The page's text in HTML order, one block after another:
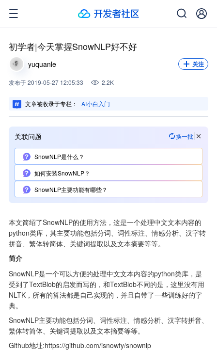
初学者|今天掌握SnowNLP好不好
yuquanle 关注
发布于2019-05-27 12:05:33 2.2K
文章被收录于专栏： AI小白入门
关联问题 换一批
SnowNLP是什么？
如何安装SnowNLP？
SnowNLP主要功能有哪些？
本文简绍了SnowNLP的使用方法，这是一个处理中文文本内容的
python类库，其主要功能包括分词、词性标注、情感分析、汉字转
拼音、繁体转简体、关键词提取以及文本摘要等等。
简介
SnowNLP是一个可以方便的处理中文文本内容的python类库，是
受到了TextBlob的启发而写的，和TextBlob不同的是，这里没有用
NLTK，所有的算法都是自己实现的，并且自带了一些训练好的字
典。
SnowNLP主要功能包括分词、词性标注、情感分析、汉字转拼音、
繁体转简体、关键词提取以及文本摘要等等。
Github地址:https://github.com/isnowfy/snownlp